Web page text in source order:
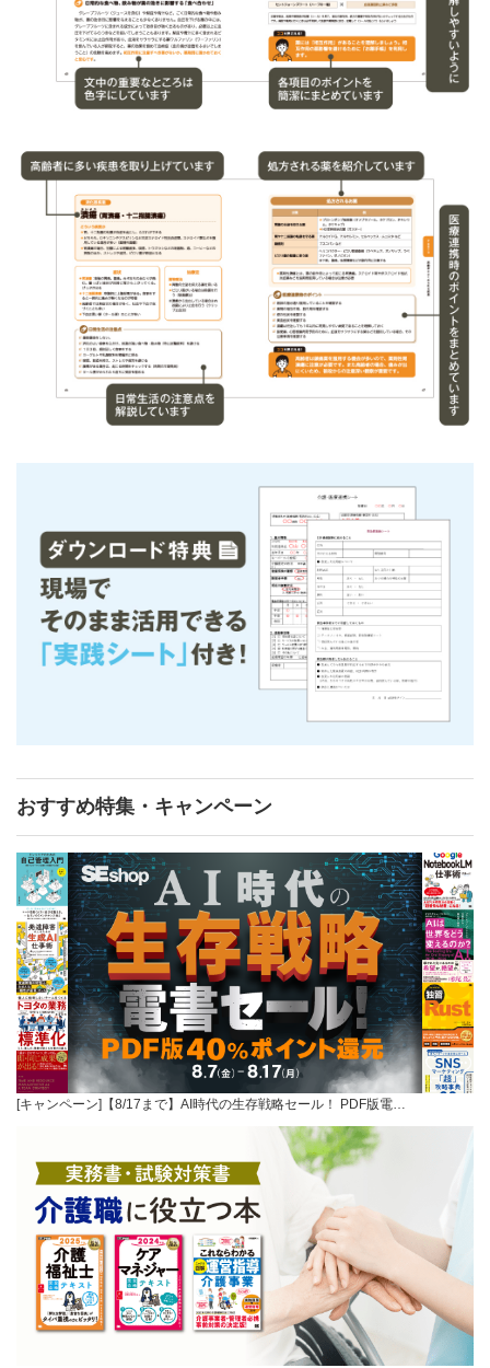
おすすめ特集・キャンペーン
[キャンペーン]【8/17まで】AI時代の生存戦略セール！ PDF版電…